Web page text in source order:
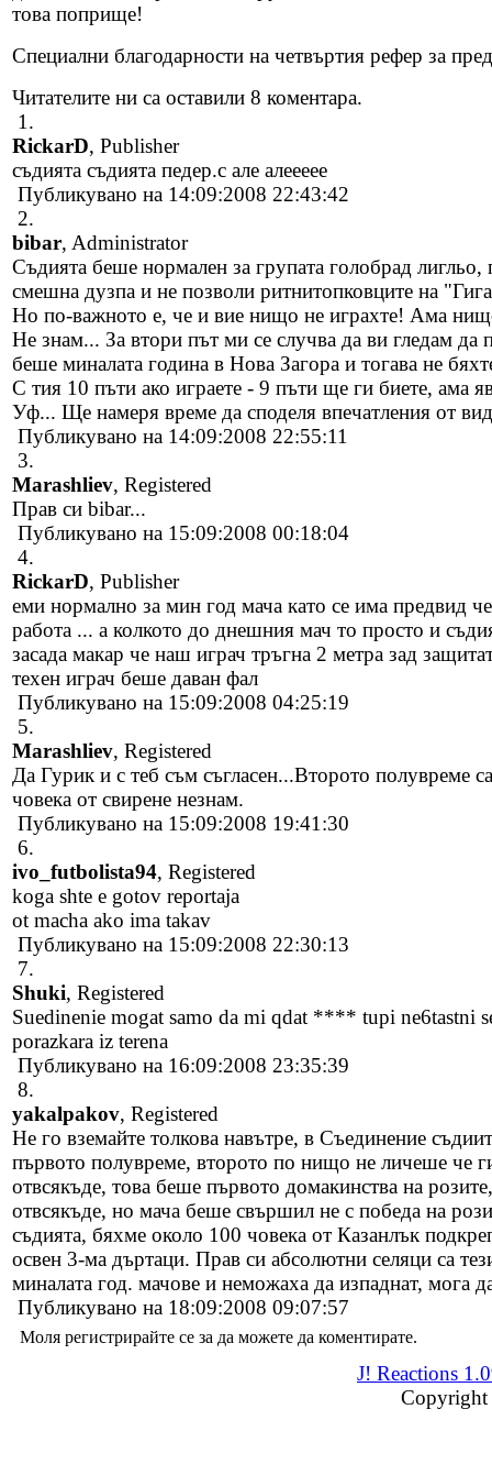
това поприще!
Специални благодарности на четвъртия рефер за
Читателите ни са оставили 8 коментара.
1.
RickarD, Publisher
съдията съдията педер.с але алеееее
Публикувано на 14:09:2008 22:43:42
2.
bibar, Administrator
Съдията беше нормален за групата голобрад
смешна дузпа и не позволи ритнитопковците на
Но по-важното е, че и вие нищо не играхте! Ама
Не знам... За втори път ми се случва да ви гледам
беше миналата година в Нова Загора и тогава не
С тия 10 пъти ако играете - 9 пъти ще ги биете, ама
Уф... Ще намеря време да споделя впечатления от
Публикувано на 14:09:2008 22:55:11
3.
Marashliev, Registered
Прав си bibar...
Публикувано на 15:09:2008 00:18:04
4.
RickarD, Publisher
еми нормално за мин год мача като се има предвид
работа ... а колкото до днешния мач то просто и
засада макар че наш играч тръгна 2 метра зад
техен играч беше даван фал
Публикувано на 15:09:2008 04:25:19
5.
Marashliev, Registered
Да Гурик и с теб съм съгласен...Второто полувреме
човека от свирене незнам.
Публикувано на 15:09:2008 19:41:30
6.
ivo_futbolista94, Registered
koga shte e gotov reportaja
ot macha ako ima takav
Публикувано на 15:09:2008 22:30:13
7.
Shuki, Registered
Suedinenie mogat samo da mi qdat **** tupi ne6tastni
porazkara iz terena
Публикувано на 16:09:2008 23:35:39
8.
yakalpakov, Registered
Не го вземайте толкова навътре, в Съединение
първото полувреме, второто по нищо не личеше че
отвсякъде, това беше първото домакинства на
отвсякъде, но мача беше свършил не с победа на
съдията, бяхме около 100 човека от Казанлък
освен 3-ма дъртаци. Прав си абсолютни селяци са
миналата год. мачове и неможаха да изпаднат, мога
Публикувано на 18:09:2008 09:07:57
Моля регистрирайте се за да можете да коментирате.
J! Reactions
Copyright